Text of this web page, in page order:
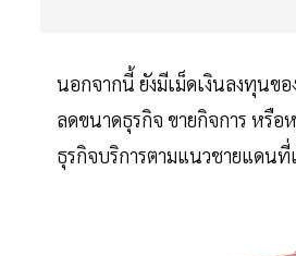
นอกจากนี้ ยังมีเม็ดเงินลงทุนข
ลดขนาดธุรกิจ ขายกิจการ หรือ
ธุรกิจบริการตามแนวชายแดน